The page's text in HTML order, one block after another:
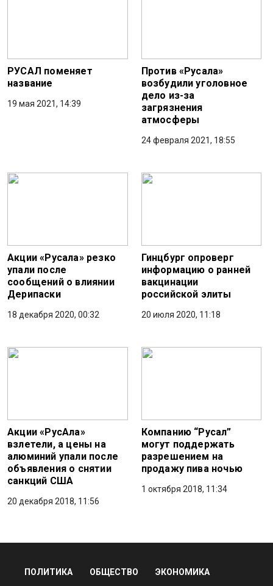
РУСАЛ поменяет
название
19 мая 2021, 14:39
Против «Русала»
возбудили уголовное
дело из-за
загрязнения
атмосферы
24 февраля 2021, 18:55
Акции «Русала» резко
упали после
сообщений о влиянии
Дерипаски
18 декабря 2020, 00:32
Гинцбург опроверг
информацию о ранней
вакцинации
российской элиты
20 июля 2020, 11:18
Акции «РусАла»
взлетели, а цены на
алюминий упали после
объявления о снятии
санкций США
20 декабря 2018, 11:56
Компанию “Русал”
могут поддержать
разрешением на
продажу пива ночью
1 октября 2018, 11:34
ПОЛИТИКА ОБЩЕСТВО ЭКОНОМИКА